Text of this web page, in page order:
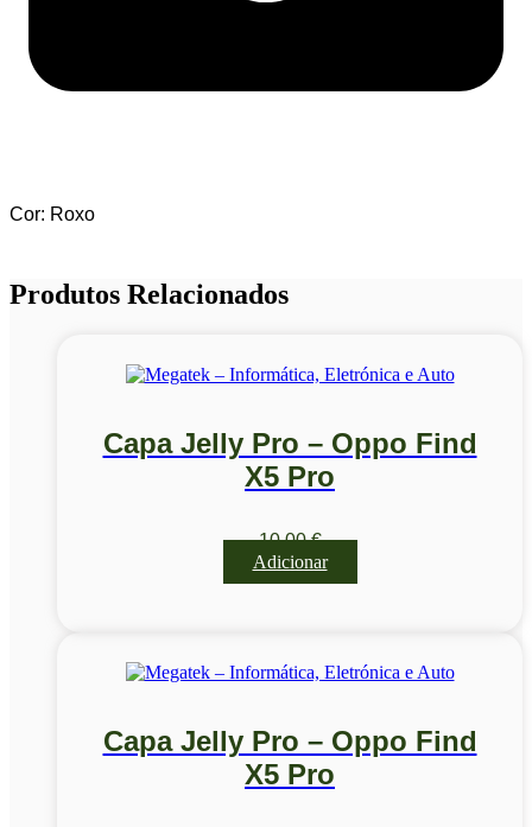
Cor: Roxo
Produtos Relacionados
Capa Jelly Pro – Oppo Find
X5 Pro
10,00€
Adicionar
Capa Jelly Pro – Oppo Find
X5 Pro